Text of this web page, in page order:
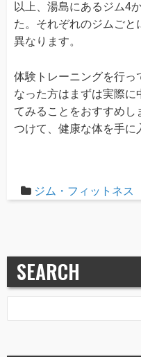
以上、湯島にあるジム4
た。それぞれのジムごと
異なります。
体験トレーニングを行っ
なった方はまずは実際に
てみることをおすすめし
つけて、健康な体を手に
ジム・フィットネス
SEARCH